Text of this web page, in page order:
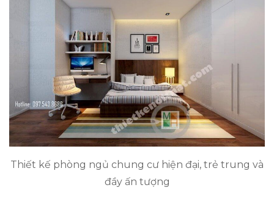
Thiết kế phòng ngủ chung cư hiện đại, trẻ trung và
đầy ấn tượng